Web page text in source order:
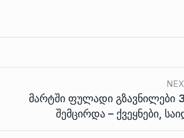
მარტში ფულადი გზავნილები
შემცირდა – ქვეყნები,